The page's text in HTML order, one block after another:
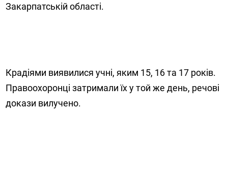
Закарпатській області.
Крадіями виявилися учні, яким 15, 16 та 17 років.
Правоохоронці затримали їх у той же день, речові
докази вилучено.